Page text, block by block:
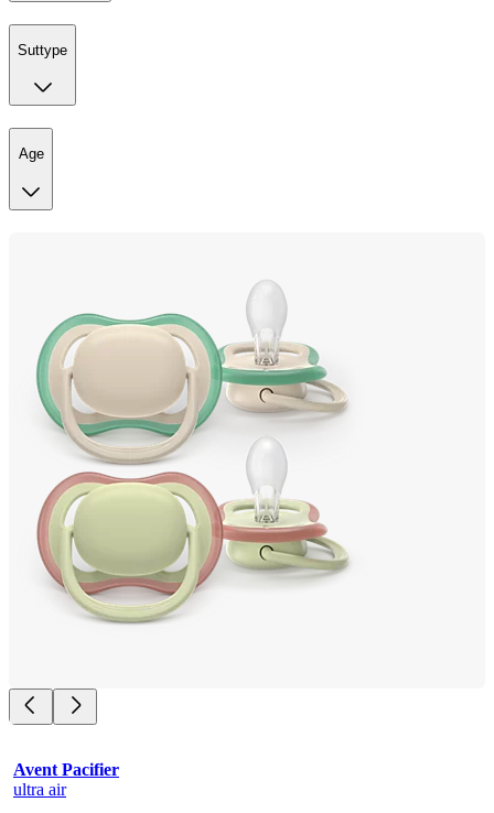
Suttype
Age
Avent Pacifier
ultra air